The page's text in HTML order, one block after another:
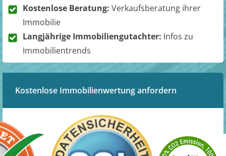
Kostenlose Beratung: Verkaufsberatung ihrer
Immobilie
Langjährige Immobiliengutachter: Infos zu
Immobilientrends
Kostenlose Immobilienwertung anfordern